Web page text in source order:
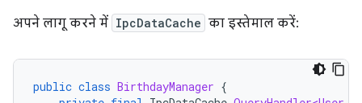
अपने लागू करने में IpcDataCache का इस्तेमाल करें:
public class BirthdayManager {